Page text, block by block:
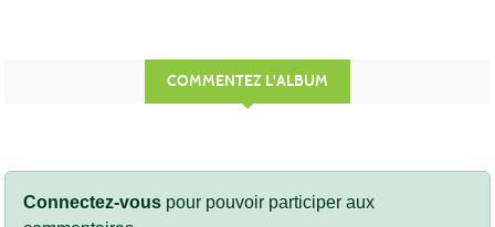
COMMENTEZ L'ALBUM
Connectez-vous pour pouvoir participer aux